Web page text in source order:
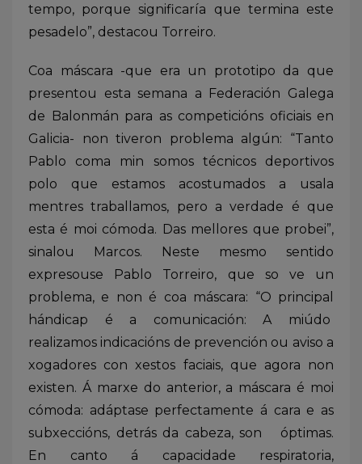
tempo, porque significaría que termina este
pesadelo”, destacou Torreiro.
Coa máscara -que era un prototipo da que
presentou esta semana a Federación Galega
de Balonmán para as competicións oficiais en
Galicia- non tiveron problema algún: “Tanto
Pablo coma min somos técnicos deportivos
polo que estamos acostumados a usala
mentres traballamos, pero a verdade é que
esta é moi cómoda. Das mellores que probei”,
sinalou Marcos. Neste mesmo sentido
expresouse Pablo Torreiro, que so ve un
problema, e non é coa máscara: “O principal
hándicap é a comunicación: A miúdo
realizamos indicacións de prevención ou aviso a
xogadores con xestos faciais, que agora non
existen. Á marxe do anterior, a máscara é moi
cómoda: adáptase perfectamente á cara e as
subxeccións, detrás da cabeza, son óptimas.
En canto á capacidade respiratoria,